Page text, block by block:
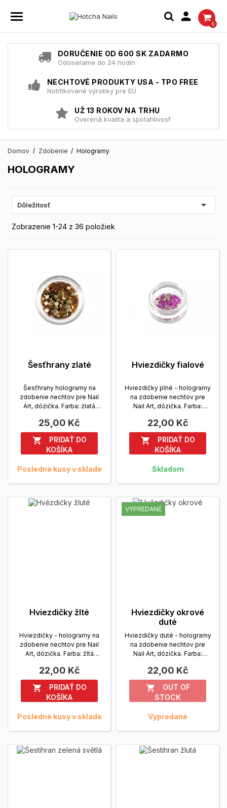

0
DORUČENIE OD 600 SK ZADARMO
Odosielame do 24 hodín
NECHTOVÉ PRODUKTY USA - TPO FREE
Notifikované výrobky pre EÚ
UŽ 13 ROKOV NA TRHU
Overená kvalita a spoľahlivosť
Domov Zdobenie Hologramy
HOLOGRAMY
Dôležitosť 
Zobrazenie 1-24 z 36 položiek
Šesťhrany zlaté
Šesťhrany hologramy na
zdobenie nechtov pre Nail
Art, dózička. Farba: zlatá
25,00 Kč

PRIDAŤ DO
KOŠÍKA
Posledné kusy v sklade
Hviezdičky fialové
Hviezdičky plné - hologramy
na zdobenie nechtov pre
Nail Art, dózička. Farba:
22,00 Kč

PRIDAŤ DO
KOŠÍKA
Skladom
Hviezdičky žlté
Hviezdičky - hologramy na
zdobenie nechtov pre Nail
Art, dózička. Farba: žltá
22,00 Kč

PRIDAŤ DO
KOŠÍKA
Posledné kusy v sklade
VYPREDANÉ
Hviezdičky okrové
duté
Hviezdičky duté - hologramy
na zdobenie nechtov pre
Nail Art, dózička. Farba:
22,00 Kč

OUT OF
STOCK
Vypredané